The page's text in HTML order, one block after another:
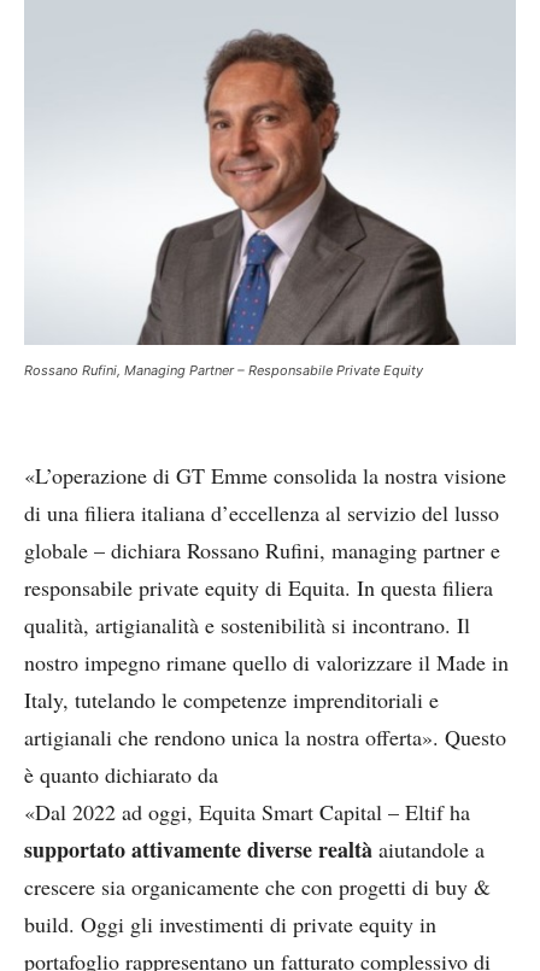
Rossano Rufini, Managing Partner – Responsabile Private Equity
«L’operazione di GT Emme consolida la nostra visione
di una filiera italiana d’eccellenza al servizio del lusso
globale – dichiara Rossano Rufini, managing partner e
responsabile private equity di Equita. In questa filiera
qualità, artigianalità e sostenibilità si incontrano. Il
nostro impegno rimane quello di valorizzare il Made in
Italy, tutelando le competenze imprenditoriali e
artigianali che rendono unica la nostra offerta». Questo
è quanto dichiarato da
«Dal 2022 ad oggi, Equita Smart Capital – Eltif ha
supportato attivamente diverse realtà aiutandole a
crescere sia organicamente che con progetti di buy &
build. Oggi gli investimenti di private equity in
portafoglio rappresentano un fatturato complessivo di